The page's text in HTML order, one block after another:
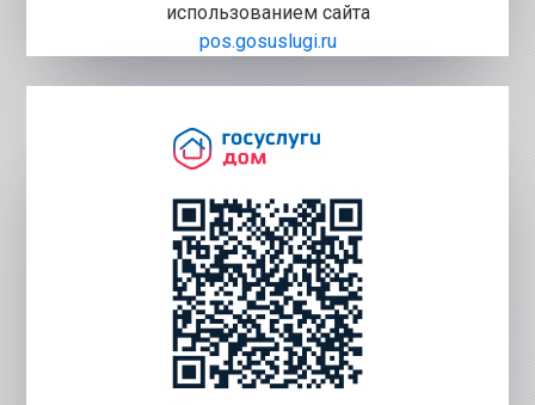
использованием сайта
pos.gosuslugi.ru